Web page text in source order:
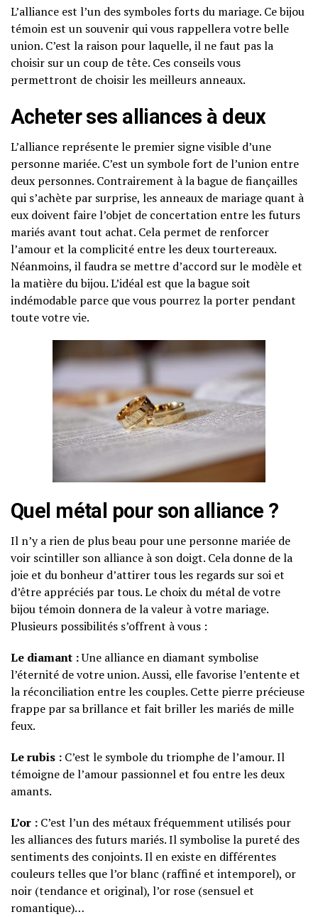
L’alliance est l’un des symboles forts du mariage. Ce bijou
témoin est un souvenir qui vous rappellera votre belle
union. C’est la raison pour laquelle, il ne faut pas la
choisir sur un coup de tête. Ces conseils vous
permettront de choisir les meilleurs anneaux.
Acheter ses alliances à deux
L’alliance représente le premier signe visible d’une
personne mariée. C’est un symbole fort de l’union entre
deux personnes. Contrairement à la bague de fiançailles
qui s’achète par surprise, les anneaux de mariage quant à
eux doivent faire l’objet de concertation entre les futurs
mariés avant tout achat. Cela permet de renforcer
l’amour et la complicité entre les deux tourtereaux.
Néanmoins, il faudra se mettre d’accord sur le modèle et
la matière du bijou. L’idéal est que la bague soit
indémodable parce que vous pourrez la porter pendant
toute votre vie.
Quel métal pour son alliance ?
Il n’y a rien de plus beau pour une personne mariée de
voir scintiller son alliance à son doigt. Cela donne de la
joie et du bonheur d’attirer tous les regards sur soi et
d’être appréciés par tous. Le choix du métal de votre
bijou témoin donnera de la valeur à votre mariage.
Plusieurs possibilités s’offrent à vous :
Le diamant :Une alliance en diamant symbolise
l’éternité de votre union. Aussi, elle favorise l’entente et
la réconciliation entre les couples. Cette pierre précieuse
frappe par sa brillance et fait briller les mariés de mille
feux.
Le rubis : C’est le symbole du triomphe de l’amour. Il
témoigne de l’amour passionnel et fou entre les deux
amants.
L’or : C’est l’un des métaux fréquemment utilisés pour
les alliances des futurs mariés. Il symbolise la pureté des
sentiments des conjoints. Il en existe en différentes
couleurs telles que l’or blanc (raffiné et intemporel), or
noir (tendance et original), l’or rose (sensuel et
romantique)…